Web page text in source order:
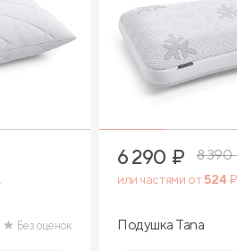
Без оценок
2
6 290 ₽ 8 390
или частями от524
Подушка Tana